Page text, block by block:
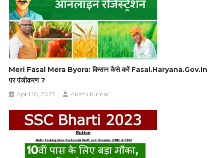
Meri Fasal Mera Byora: किसान कैसे करें Fasal.haryana.gov.in
पर पंजीकरण ?
April 10, 2022 Akash Kumar